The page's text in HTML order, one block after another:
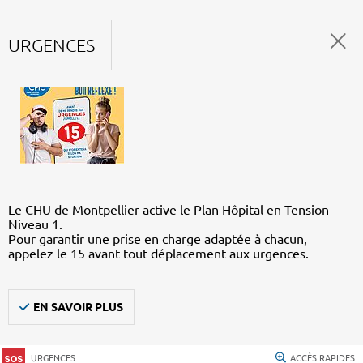
URGENCES
Le CHU de Montpellier active le Plan Hôpital en Tension –
Niveau 1.
Pour garantir une prise en charge adaptée à chacun,
appelez le 15 avant tout déplacement aux urgences.
EN SAVOIR PLUS
URGENCES ACCÈS RAPIDES